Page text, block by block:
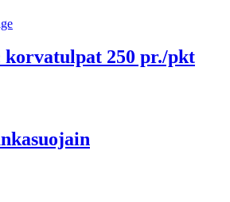
korvatulpat 250 pr./pkt